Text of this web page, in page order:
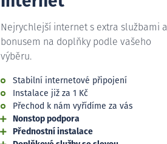
Nejrychlejší internet s extra službami a
bonusem na doplňky podle vašeho
výběru.
Stabilní internetové připojení
Instalace již za 1 Kč
Přechod k nám vyřídíme za vás
Nonstop podpora
Přednostní instalace